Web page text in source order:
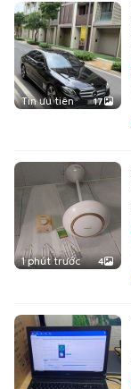
Tin ưu tiên 17
1 phút trước 4